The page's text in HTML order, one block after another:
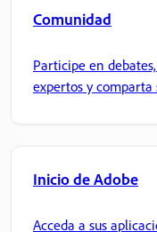
Comunidad
Participe en
expertos y comparta
Inicio de Adobe
Acceda a sus